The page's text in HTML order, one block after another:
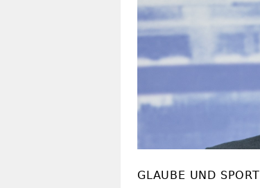
GLAUBE UND SPORT